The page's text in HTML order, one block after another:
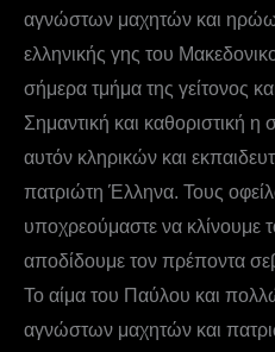
αγνώστων μαχητών και
ελληνικής γης του
σήμερα τμήμα της γείτονος
Σημαντική και καθοριστική
αυτόν κληρικών και
πατριώτη Έλληνα. Τους
υποχρεούμαστε να κλίνουμε
αποδίδουμε τον πρέποντα
Το αίμα του Παύλου και
αγνώστων μαχητών και